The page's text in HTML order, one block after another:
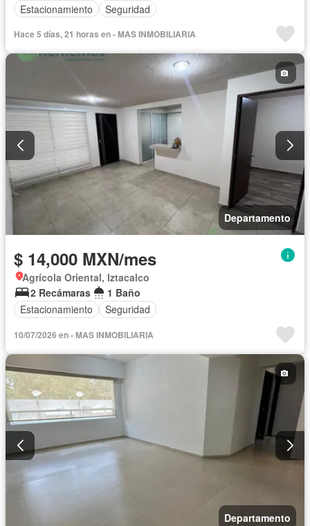
Estacionamiento
Seguridad
Hace 5 días, 21 horas en - MAS INMOBILIARIA
Departamento
$ 14,000 MXN/mes
Agrícola Oriental, Iztacalco
2 Recámaras
1 Baño
Estacionamiento
Seguridad
10/07/2026 en - MAS INMOBILIARIA
Departamento